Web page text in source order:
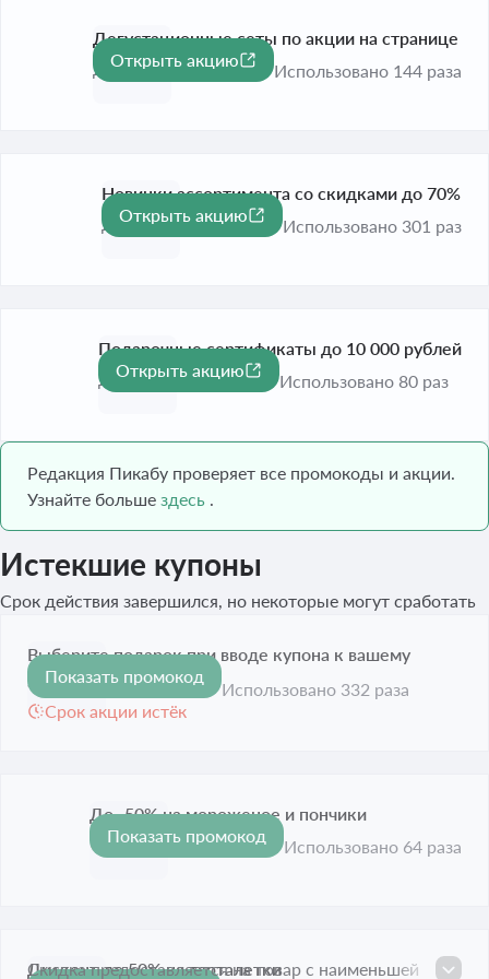
Дегустационные сеты по акции на странице
До 31 дек. 2026
Открыть акцию
Использовано 144 раза
-70%
Новинки ассортимента со скидками до 70%
До 31 дек. 2026
Открыть акцию
Использовано 301 раз
Подарочные сертификаты до 10 000 рублей
До 31 дек. 2026
Открыть акцию
Использовано 80 раз
Редакция Пикабу проверяет все промокоды и акции.
Узнайте больше здесь .
Истекшие купоны
Срок действия завершился, но некоторые могут сработать
Выберите подарок при вводе купона к вашему
заказу по купону
Срок акции истёк
Показать промокод
Использовано 332 раза
-50%
До -50% на мороженое и пончики
Срок акции истёк
Показать промокод
Использовано 64 раза
Дисконт до 50% на тарталетки
Скидка предоставляется на товар с наименьшей